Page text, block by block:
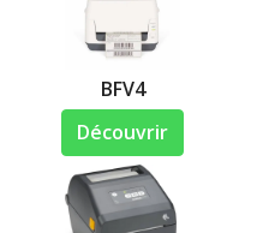
BFV4
Découvrir